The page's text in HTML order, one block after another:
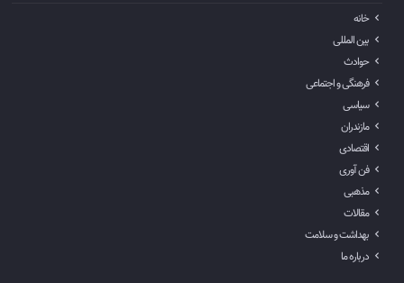
خانه
بین المللی
حوادث
فرهنگی و اجتماعی
سیاسی
مازندران
اقتصادی
فن آوری
مذهبی
مقالات
بهداشت و سلامت
درباره ما